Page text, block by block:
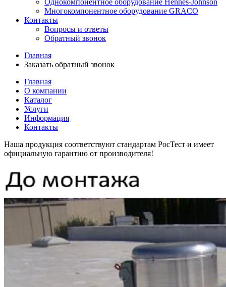
Однокомпонентное оборудование Hennes-Johnson
Многокомпонентное оборудование GRACO
Контакты
Вопросы и ответы
Обратный звонок
Главная
Заказать обратный звонок
Главная
О компании
Каталог
Услуги
Информация
Контакты
Наша продукция соответствуют стандартам РосТест и имеет
официальную гарантию от производителя!